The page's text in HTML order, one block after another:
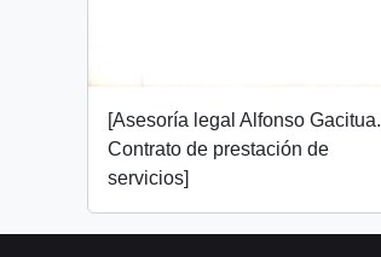
[Asesoría legal Alfonso Gacitua.
Contrato de prestación de
servicios]